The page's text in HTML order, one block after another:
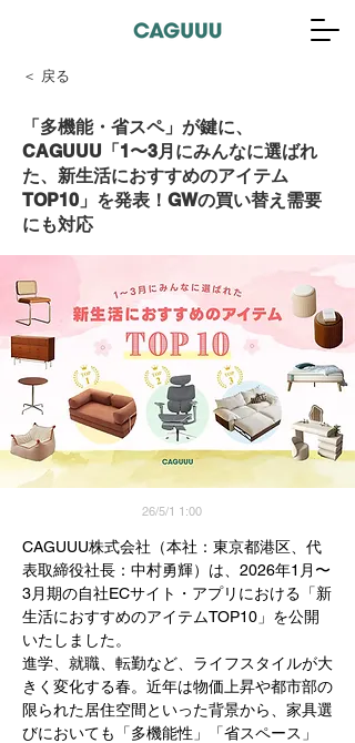
＜ 戻る
「多機能・省スペ」が鍵に、
CAGUUU「1〜3月にみんなに選ばれ
た、新生活におすすめのアイテム
TOP10」を発表！GWの買い替え需要
にも対応
26/5/1 1:00
CAGUUU株式会社（本社：東京都港区、代
表取締役社長：中村勇輝）は、2026年1月〜
3月期の自社ECサイト・アプリにおける「新
生活におすすめのアイテムTOP10」を公開
いたしました。
進学、就職、転勤など、ライフスタイルが大
きく変化する春。近年は物価上昇や都市部の
限られた居住空間といった背景から、家具選
びにおいても「多機能性」「省スペース」